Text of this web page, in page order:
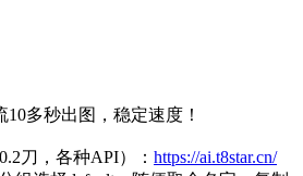
多秒出图，稳定速度！
刀，各种API）： https://ai.t8star.cn/